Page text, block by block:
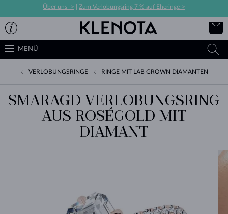
Über uns -> Zum Verlobungsring 7 % auf Eheringe->
MENÜ
VERLOBUNGSRINGE RINGE MIT LAB GROWN DIAMANTEN
SMARAGD VERLOBUNGSRING
AUS ROSÉGOLD MIT
DIAMANT